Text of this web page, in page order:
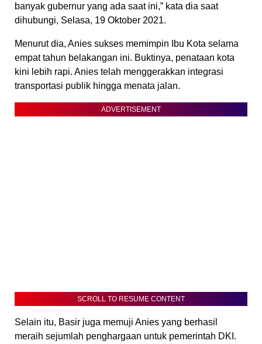
banyak gubernur yang ada saat ini,” kata dia saat
dihubungi, Selasa, 19 Oktober 2021.
Menurut dia, Anies sukses memimpin Ibu Kota selama
empat tahun belakangan ini. Buktinya, penataan kota
kini lebih rapi. Anies telah menggerakkan integrasi
transportasi publik hingga menata jalan.
ADVERTISEMENT
SCROLL TO RESUME CONTENT
Selain itu, Basir juga memuji Anies yang berhasil
meraih sejumlah penghargaan untuk pemerintah DKI.